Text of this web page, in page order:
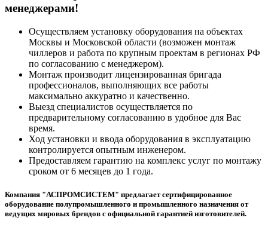
менеджерами!
Осуществляем установку оборудования на объектах
Москвы и Московской области (возможен монтаж
чиллеров и работа по крупным проектам в регионах РФ
по согласованию с менеджером).
Монтаж производит лицензированная бригада
профессионалов, выполняющих все работы
максимально аккуратно и качественно.
Выезд специалистов осуществляется по
предварительному согласованию в удобное для Вас
время.
Ход установки и ввода оборудования в эксплуатацию
контролируется опытным инженером.
Предоставляем гарантию на комплекс услуг по монтажу
сроком от 6 месяцев до 1 года.
Компания "АСПРОМСИСТЕМ" предлагает сертифицированное
оборудование полупромышленного и промышленного назначения от
ведущих мировых брендов с официальной гарантией изготовителей.